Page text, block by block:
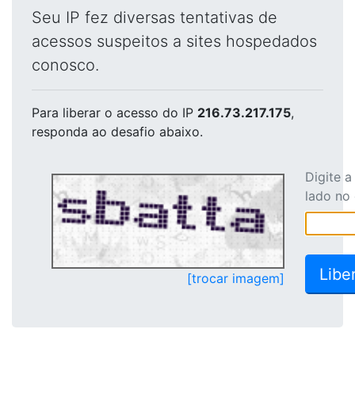
Seu IP fez diversas tentativas de
acessos suspeitos a sites hospedados
conosco.
Para liberar o acesso do IP 216.73.217.175,
responda ao desafio abaixo.
[trocar imagem]
Digite
lado no